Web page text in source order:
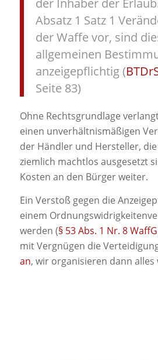
der Inhaber der
Absatz 1 Satz 1
der Waffe vor, sind
allgemeinen
anzeigepflichtig (
Seite 83)
Ohne Rechtsgrundlage
einen unverhältnismäßigen
der Händler und Hersteller,
ziemlich machtlos ausgesetzt
Kosten an den Bürger weiter.
Ein Verstoß gegen die
einem
werden (§ 53 Abs. 1 Nr. 8 WaffG
mit Vergnügen die
an, wir organisieren dann alles